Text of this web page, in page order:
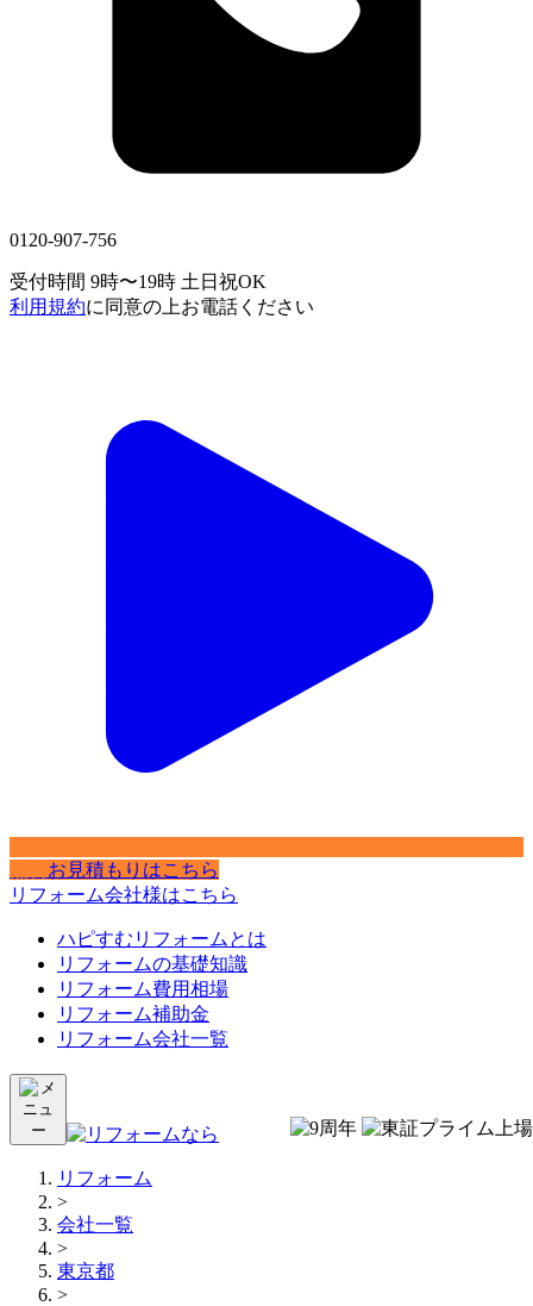
0120-907-756
受付時間 9時〜19時 土日祝OK
利用規約に同意の上お電話ください
お見積もりはこちら
リフォーム会社様はこちら
ハピすむリフォームとは
リフォームの基礎知識
リフォーム費用相場
リフォーム補助金
リフォーム会社一覧
リフォーム
>
会社一覧
>
東京都
>